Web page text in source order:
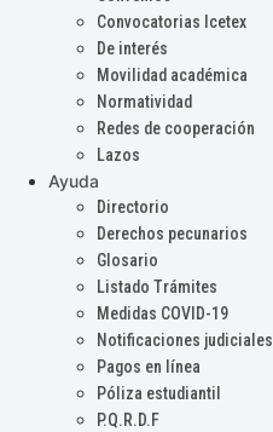
Convocatorias Icetex
De interés
Movilidad académica
Normatividad
Redes de cooperación
Lazos
Ayuda
Directorio
Derechos pecunarios
Glosario
Listado Trámites
Medidas COVID-19
Notificaciones judiciales
Pagos en línea
Póliza estudiantil
P.Q.R.D.F